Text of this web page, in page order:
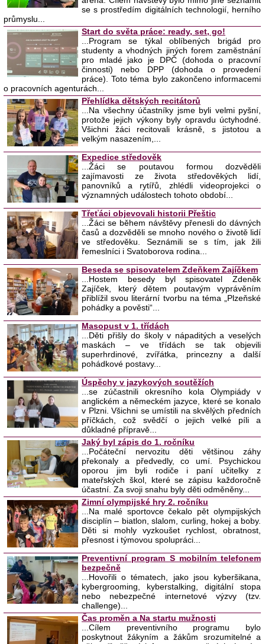
se s prostředím digitálních technologií, herního
průmyslu...
Start do světa práce: ready, set, go!
...Program se týkal oblíbených brigád pro
studenty a vhodných jiných forem zaměstnání
pro mladé jako je DPČ (dohoda o pracovní
činnosti) nebo DPP (dohoda o provedení
práce). Toto téma bylo zakončeno informacemi
o pracovních agenturách...
Přehlídka dětských recitátorů
...Na všechny účastníky jsme byli velmi pyšní,
protože jejich výkony byly opravdu úctyhodné.
Všichni žáci recitovali krásně, s jistotou a
velkým nasazením,...
Expedice středověk
...Žáci se poutavou formou dozvěděli
zajímavosti ze života středověkých lidí,
panovníků a rytířů, zhlédli videoprojekci o
významných událostech tohoto období...
Třeťáci objevovali historii Přeštic
...Žáci se během návštěvy přenesli do dávných
časů a dozvěděli se mnoho nového o životě lidí
ve středověku. Seznámili se s tím, jak žili
řemeslníci i Svatoborova rodina...
Beseda se spisovatelem Zdeňkem Zajíčkem
...Hostem besedy byl spisovatel Zdeněk
Zajíček, který dětem poutavým vyprávěním
přiblížil svou literární tvorbu na téma „Plzeňské
pohádky a pověsti“...
Masopust v 1. třídách
...Děti přišly do školy v nápaditých a veselých
maskách – ve třídách se tak objevili
superhrdinové, zvířátka, princezny a další
pohádkové postavy...
Úspěchy v jazykových soutěžích
...se zúčastnili okresního kola Olympiády v
anglickém a německém jazyce, které se konalo
v Plzni. Všichni se umístili na skvělých předních
příčkách, což svědčí o jejich velké píli a
důkladné přípravě...
Jaký byl zápis do 1. ročníku
...Počáteční nervozitu děti většinou záhy
překonaly a předvedly, co umí. Psychickou
oporou jim byli rodiče i paní učitelky z
mateřských škol, které se zápisu každoročně
účastní. Za svoji snahu byly děti odměněny...
Zimní olympijské hry 2. ročníku
...Na malé sportovce čekalo pět olympijských
disciplín – biatlon, slalom, curling, hokej a boby.
Děti si mohly vyzkoušet rychlost, obratnost,
přesnost i týmovou spolupráci...
Preventivní program S mobilním telefonem
bezpečně
...Hovořili o tématech, jako jsou kyberšikana,
kybergrooming, kyberstalking, digitální stopa
nebo nebezpečné internetové výzvy (tzv.
challenge)...
Čas proměn a Na startu mužnosti
...Cílem preventivního programu bylo
poskytnout žákyním a žákům srozumitelné a